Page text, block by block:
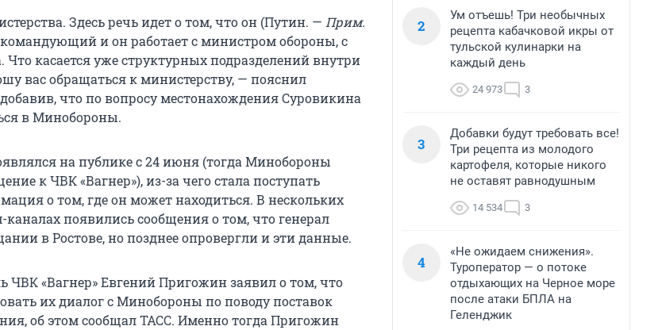
Здесь речь идет о том, что он (Путин. — Прим.
и он работает с министром обороны, с
касается уже структурных подразделений внутри
вас обращаться к министерству, — пояснил
что по вопросу местонахождения Суровикина
в Минобороны.
на публике с 24 июня (тогда Минобороны
к ЧВК «Вагнер»), из-за чего стала поступать
о том, где он может находиться. В нескольких
появились сообщения о том, что генерал
в Ростове, но позднее опровергли и эти данные.
ЧВК «Вагнер» Евгений Пригожин заявил о том, что
их диалог с Минобороны по поводу поставок
об этом сообщал ТАСС. Именно тогда Пригожин
2
Ум отъешь! Три необычных
рецепта кабачковой икры от
тульской кулинарки на
каждый день
24 973 3
3
Добавки будут требовать все!
Три рецепта из молодого
картофеля, которые никого
не оставят равнодушным
14 534 3
4
«Не ожидаем снижения».
Туроператор — о потоке
отдыхающих на Черное море
после атаки БПЛА на
Геленджик